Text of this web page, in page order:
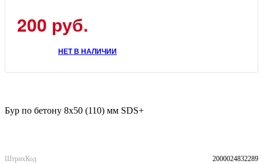
200 руб.
НЕТ В НАЛИЧИИ
Бур по бетону 8x50 (110) мм SDS+
ШтрихКод
2000024832289